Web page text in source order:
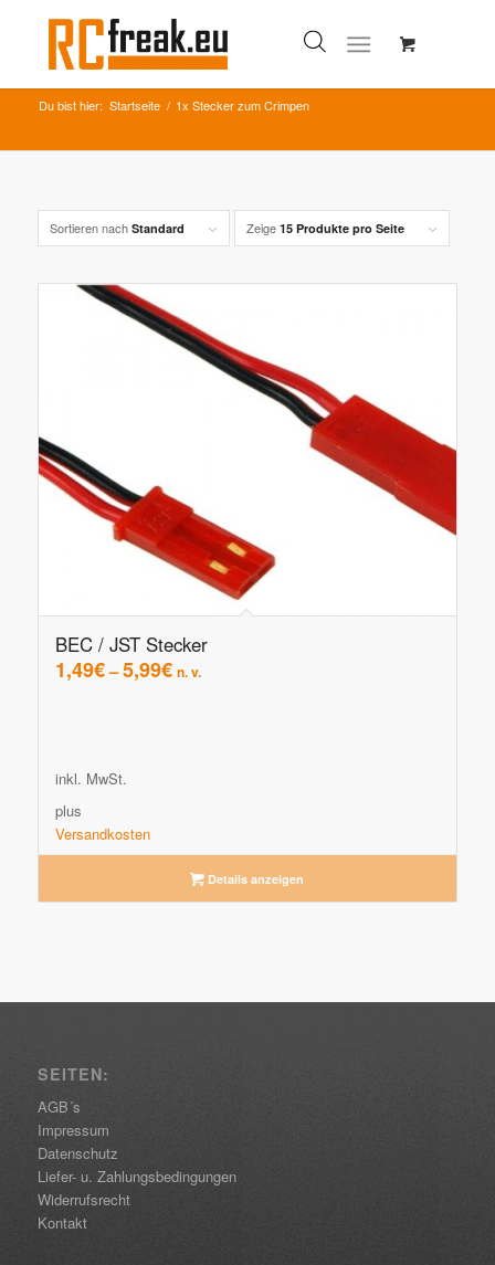
Du bist hier: Startseite / 1x Stecker zum Crimpen
Sortieren nach Standard Zeige 15 Produkte pro Seite
BEC / JST Stecker
1,49€–5,99€ n. v.
inkl. MwSt.
plus
Versandkosten
Details anzeigen
SEITEN:
AGB´s
Impressum
Datenschutz
Liefer- u. Zahlungsbedingungen
Widerrufsrecht
Kontakt